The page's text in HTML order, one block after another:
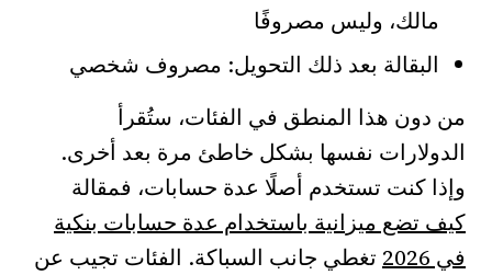
مالك، وليس مصروفًا
البقالة بعد ذلك التحويل: مصروف شخصي
من دون هذا المنطق في الفئات، ستُقرأ
الدولارات نفسها بشكل خاطئ مرة بعد أخرى.
وإذا كنت تستخدم أصلًا عدة حسابات، فمقالة
كيف تضع ميزانية باستخدام عدة حسابات بنكية
في 2026
تغطي جانب السباكة. الفئات تجيب عن